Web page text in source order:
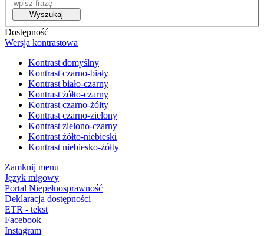
Wyszukaj
Dostępność
Wersja kontrastowa
Kontrast domyślny
Kontrast czarno-biały
Kontrast biało-czarny
Kontrast żółto-czarny
Kontrast czarno-żółty
Kontrast czarno-zielony
Kontrast zielono-czarny
Kontrast żółto-niebieski
Kontrast niebiesko-żółty
Zamknij menu
Język migowy
Portal Niepełnosprawność
Deklaracja dostępności
ETR - tekst
Facebook
Instagram